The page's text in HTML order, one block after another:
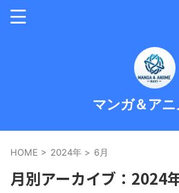
マンガ＆ア
HOME > 2024年 > 6月
月別アーカイブ：2024